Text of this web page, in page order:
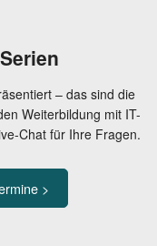
– das sind die
Weiterbildung mit IT-
Chat für Ihre Fragen.
>